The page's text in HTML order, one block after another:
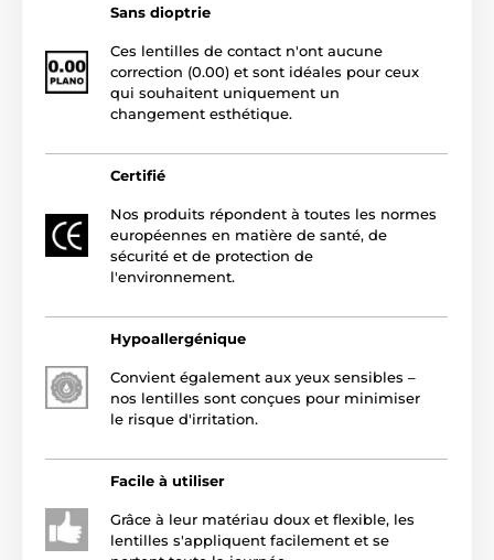
Sans dioptrie
Ces lentilles de contact n'ont aucune
correction (0.00) et sont idéales pour ceux
qui souhaitent uniquement un
changement esthétique.
Certifié
Nos produits répondent à toutes les normes
européennes en matière de santé, de
sécurité et de protection de
l'environnement.
Hypoallergénique
Convient également aux yeux sensibles –
nos lentilles sont conçues pour minimiser
le risque d'irritation.
Facile à utiliser
Grâce à leur matériau doux et flexible, les
lentilles s'appliquent facilement et se